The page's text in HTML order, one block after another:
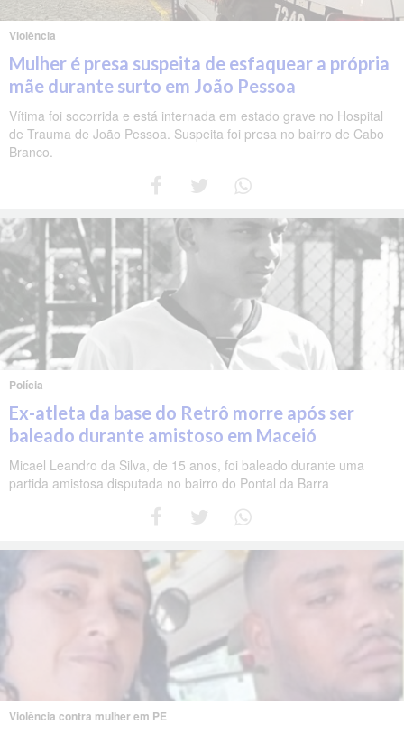
Violência
Mulher é presa suspeita de esfaquear a própria
mãe durante surto em João Pessoa
Vítima foi socorrida e está internada em estado grave no Hospital
de Trauma de João Pessoa. Suspeita foi presa no bairro de Cabo
Branco.
Polícia
Ex-atleta da base do Retrô morre após ser
baleado durante amistoso em Maceió
Micael Leandro da Silva, de 15 anos, foi baleado durante uma
partida amistosa disputada no bairro do Pontal da Barra
Violência contra mulher em PE